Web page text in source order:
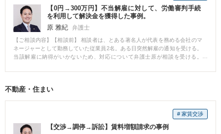
無事免責許可の決定が認められた。 【先生のコメント】 本件負債額は5000万
円を超え、依頼者は毎日のように債権者から督促を受け、精神的にも肉体的
にも限界が近い状態でした。 結果として、無事裁判所から免責が認められる
こととなり、経済的再生に向けて再出発ができる状態となり、心から感謝い
ただきました。借金問題に悩む方へ、新たな人生の再出発を進むことができ
るよう、サポートができるので深刻な状況に陥る前に弁護士にご相談くださ
い。
【0円→300万円】不当解雇に対して、労働審判手続
を利用して解決金を獲得した事例。
原 雅紀 弁護士
【ご相談内容】【相談前】 相談者は、とある著名人が代表を務める会社のマ
ネージャーとして勤務していた従業員2名。ある日突然解雇の通知を受ける。
当該解雇に納得がいかないため、対応について弁護士原が相談を受ける。
い、一円も支払う姿勢を見せなかったため、直ちに労働審判を申し立てる。
当方が望む金額及び内容で審判がなされた。 【先生のコメント】 日本の法律
不動産・住まい
# 家賃交渉
【交渉→調停→訴訟】賃料増額請求の事例